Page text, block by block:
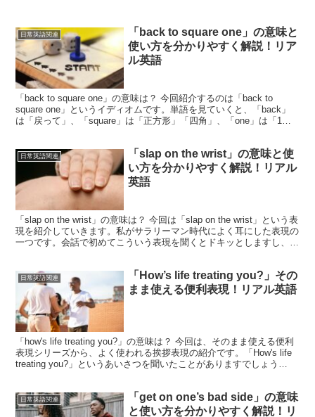
日常英語関連
「back to square one」の意味と
使い方を分かりやすく解説！リア
ル英語
「back to square one」の意味は？ 今回紹介するのは「back to
square one」というイディオムです。単語を見ていくと、「back」
は「戻って」、「square」は「正方形」「四角」、「one」は「1」
日常英語関連
「slap on the wrist」の意味と使
い方を分かりやすく解説！リアル
英語
「slap on the wrist」の意味は？ 今回は「slap on the wrist」という表
現を紹介していきます。私がサラリーマン時代によく耳にした表現の
一つです。会話で初めてこういう表現を聞くとドキッとしますし、初
日常英語関連
「How’s life treating you?」その
まま使える便利表現！リアル英語
「how's life treating you?」の意味は？ 今回は、そのまま使える便利
表現シリーズから、よく使われる挨拶表現の紹介です。「How's life
treating you?」というあいさつを聞いたことがありますでしょう
日常英語関連
「get on one’s bad side」の意味
と使い方を分かりやすく解説！リ